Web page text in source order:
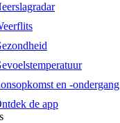
en -ondergang
de app